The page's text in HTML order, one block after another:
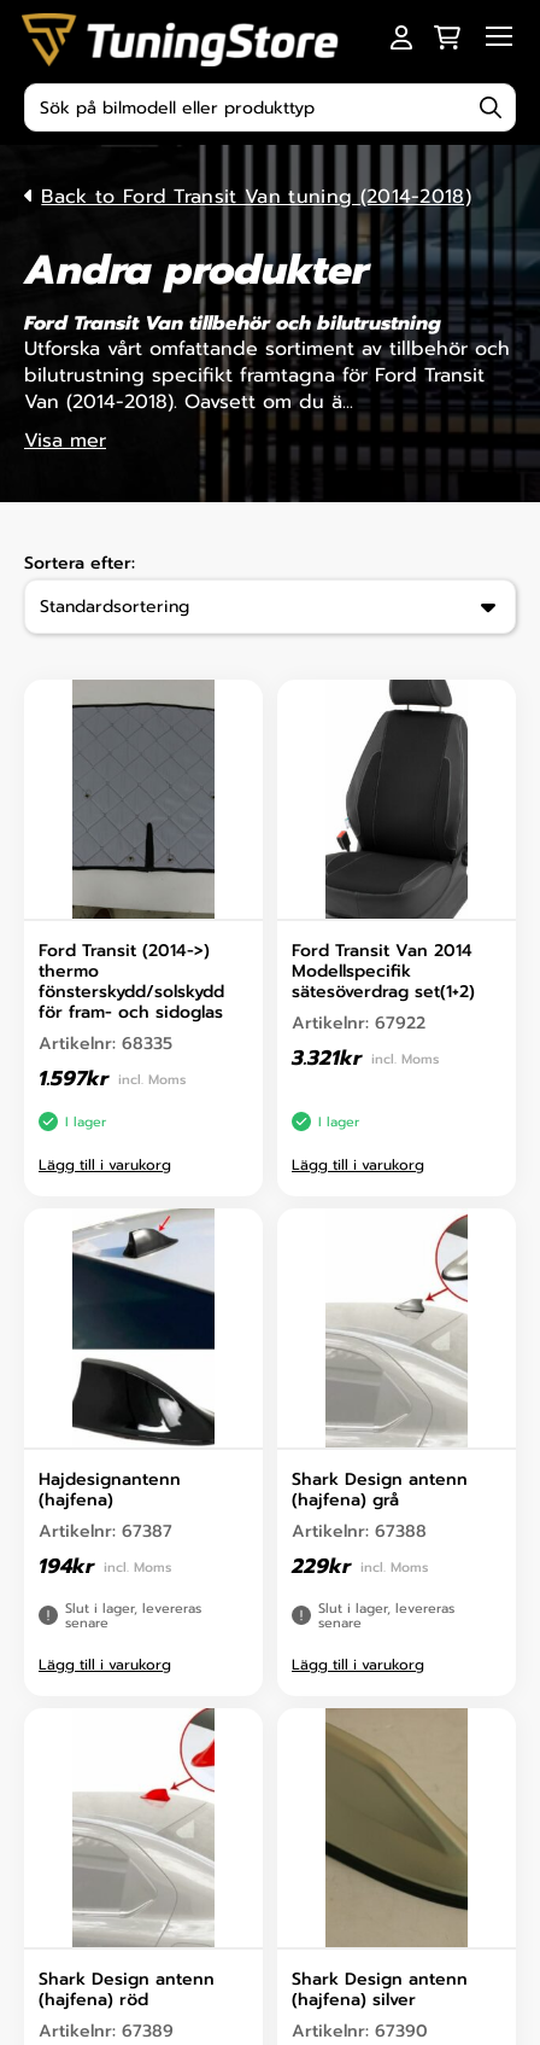
Skip to content
Produktsökning
Back to Ford Transit Van tuning (2014-2018)
Andra produkter
Ford Transit Van tillbehör och bilutrustning
Utforska vårt omfattande sortiment av tillbehör och
bilutrustning specifikt framtagna för Ford Transit
Van (2014-2018). Oavsett om du ä...
Visa mer
Sortera efter:
Ford Transit (2014->)
thermo
fönsterskydd/solskydd
för fram- och sidoglas
Artikelnr: 68335
1.597kr incl. Moms
I lager
Lägg till i varukorg
Ford Transit Van 2014
Modellspecifik
sätesöverdrag set(1+2)
Artikelnr: 67922
3.321kr incl. Moms
I lager
Lägg till i varukorg
Hajdesignantenn
(hajfena)
Artikelnr: 67387
194kr incl. Moms
Slut i lager, levereras
senare
Lägg till i varukorg
Shark Design antenn
(hajfena) grå
Artikelnr: 67388
229kr incl. Moms
Slut i lager, levereras
senare
Lägg till i varukorg
Shark Design antenn
(hajfena) röd
Artikelnr: 67389
Shark Design antenn
(hajfena) silver
Artikelnr: 67390